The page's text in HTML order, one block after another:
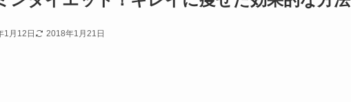
1月12日 2018年1月21日